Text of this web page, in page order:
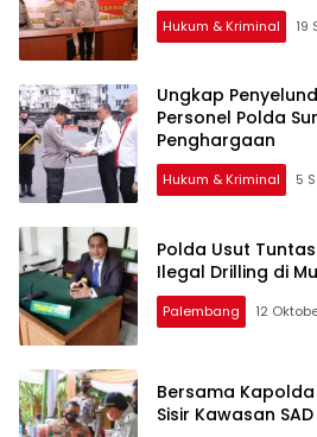
Hukum & Kriminal 19
Ungkap
Personel Polda
Penghargaan
Hukum & Kriminal 5
Polda Usut
Ilegal Drilling di
Palembang 12
Bersama
Sisir Kawasan SAD